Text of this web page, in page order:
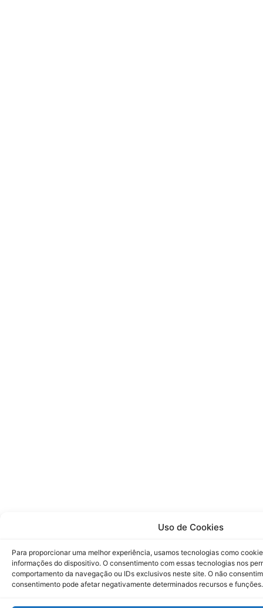
Uso de Cookies
Para proporcionar uma melhor experiência, usamos tecnologias como
informações do dispositivo. O consentimento com essas tecnologias nos
comportamento da navegação ou IDs exclusivos neste site. O não
consentimento pode afetar negativamente determinados recursos e funções.